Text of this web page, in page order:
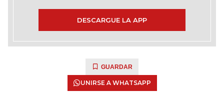
DESCARGUE LA APP
GUARDAR
UNIRSE A WHATSAPP